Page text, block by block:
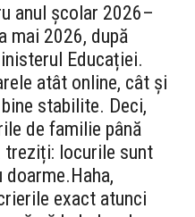
anul școlar 2026–
mai 2026, după
Educației.
atât online, cât și
stabilite. Deci,
de familie până
treziți: locurile sunt
doarme.Haha,
exact atunci